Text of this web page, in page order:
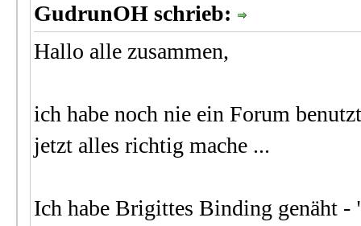
GudrunOH schrieb:
Hallo alle zusammen,
ich habe noch nie ein Forum
jetzt alles richtig mache ...
Ich habe Brigittes Binding genäht -